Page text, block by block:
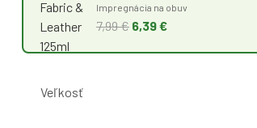
Impregnácia na obuv
7,99 € 6,39 €
Veľkosť